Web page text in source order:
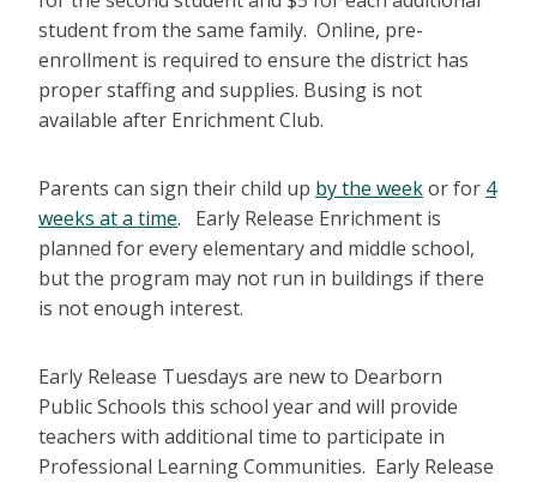
student from the same family. Online, pre-
enrollment is required to ensure the district has
proper staffing and supplies. Busing is not
available after Enrichment Club.
Parents can sign their child up by the weekor for 4
weeks at a time. Early Release Enrichment is
planned for every elementary and middle school,
but the program may not run in buildings if there
is not enough interest.
Early Release Tuesdays are new to Dearborn
Public Schools this school year and will provide
teachers with additional time to participate in
Professional Learning Communities. Early Release